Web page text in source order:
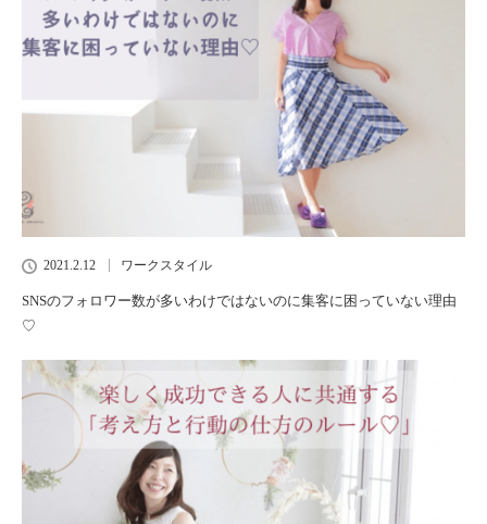
2021.2.12 ワークスタイル
SNSのフォロワー数が多いわけではないのに集客に困っていない理由
♡